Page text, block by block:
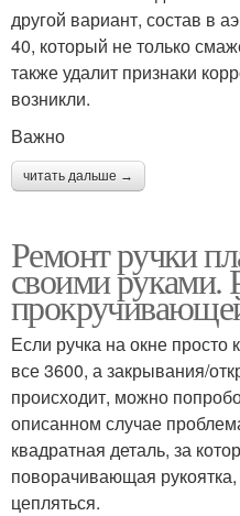
другой вариант, состав в
40, который не только
также удалит признаки
возникли.
Важно
читать дальше →
Ремонт ручки
своими руками.
Если ручка на окне просто
все 3600, а закрывания/
происходит, можно
описанном случае
квадратная деталь, за
поворачивающая
цепляться.